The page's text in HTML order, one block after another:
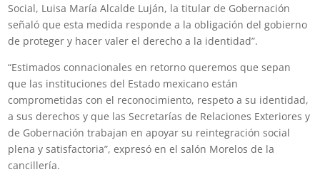
Social, Luisa María Alcalde Luján, la titular de Gobernación
señaló que esta medida responde a la obligación del gobierno
de proteger y hacer valer el derecho a la identidad”.
“Estimados connacionales en retorno queremos que sepan
que las instituciones del Estado mexicano están
comprometidas con el reconocimiento, respeto a su identidad,
a sus derechos y que las Secretarías de Relaciones Exteriores y
de Gobernación trabajan en apoyar su reintegración social
plena y satisfactoria”, expresó en el salón Morelos de la
cancillería.